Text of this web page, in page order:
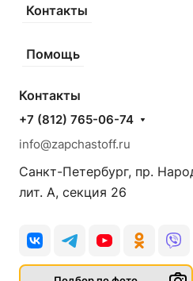
Контакты
Помощь
Контакты
+7 (812) 765-06-74
info@zapchastoff.ru
Санкт-Петербург, пр.
лит. А, секция 26